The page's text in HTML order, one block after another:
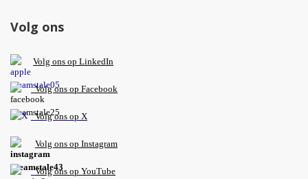
Volg ons
Volg ons op LinkedIn
Volg ons op Facebook
Volg ons op X
Volg ons op Instagram
Volgons op YouTube